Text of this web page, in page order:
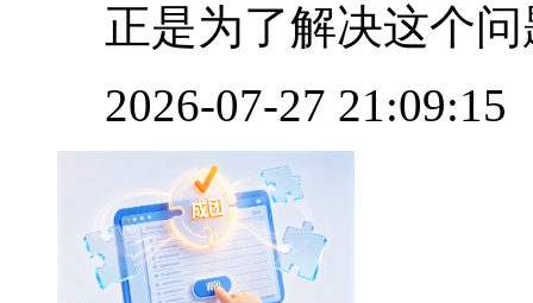
正是为了解决这个
2026-07-27 21:09:15